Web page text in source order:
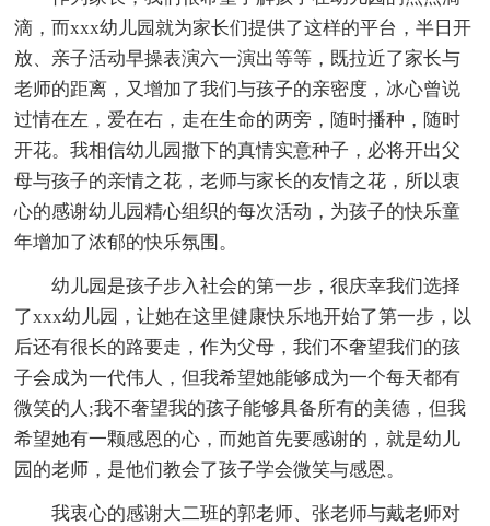
滴，而xxx幼儿园就为家长们提供了这样的平台，半日开
放、亲子活动早操表演六一演出等等，既拉近了家长与
老师的距离，又增加了我们与孩子的亲密度，冰心曾说
过情在左，爱在右，走在生命的两旁，随时播种，随时
开花。我相信幼儿园撒下的真情实意种子，必将开出父
母与孩子的亲情之花，老师与家长的友情之花，所以衷
心的感谢幼儿园精心组织的每次活动，为孩子的快乐童
年增加了浓郁的快乐氛围。
幼儿园是孩子步入社会的第一步，很庆幸我们选择
了xxx幼儿园，让她在这里健康快乐地开始了第一步，以
后还有很长的路要走，作为父母，我们不奢望我们的孩
子会成为一代伟人，但我希望她能够成为一个每天都有
微笑的人;我不奢望我的孩子能够具备所有的美德，但我
希望她有一颗感恩的心，而她首先要感谢的，就是幼儿
园的老师，是他们教会了孩子学会微笑与感恩。
我衷心的感谢大二班的郭老师、张老师与戴老师对